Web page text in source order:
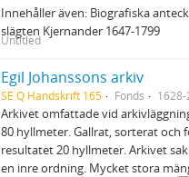
Innehåller även: Biografiska
slägten Kjernander 1647-1799
Untitled
Egil Johanssons arkiv
SE Q Handskrift 165 Fonds 1628-
Arkivet omfattade vid
80 hyllmeter. Gallrat, sorterat och
resultatet 20 hyllmeter. Arkivet
en inre ordning. Mycket stora